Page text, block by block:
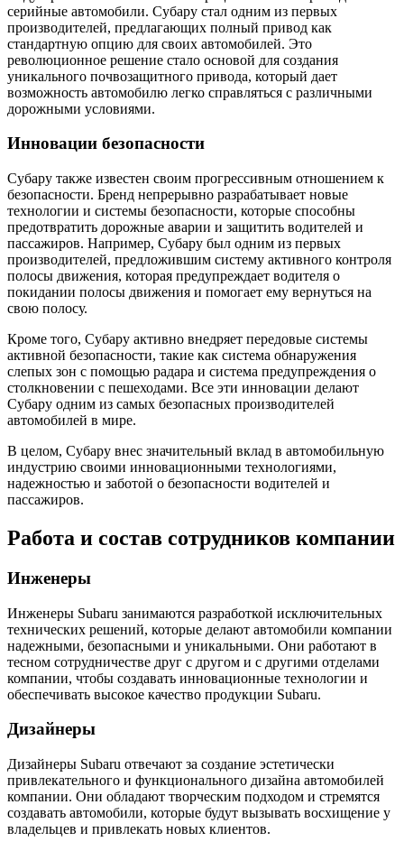
серийные автомобили. Субару стал одним из первых
производителей, предлагающих полный привод как
стандартную опцию для своих автомобилей. Это
революционное решение стало основой для создания
уникального почвозащитного привода, который дает
возможность автомобилю легко справляться с различными
дорожными условиями.
Инновации безопасности
Субару также известен своим прогрессивным отношением к
безопасности. Бренд непрерывно разрабатывает новые
технологии и системы безопасности, которые способны
предотвратить дорожные аварии и защитить водителей и
пассажиров. Например, Субару был одним из первых
производителей, предложившим систему активного контроля
полосы движения, которая предупреждает водителя о
покидании полосы движения и помогает ему вернуться на
свою полосу.
Кроме того, Субару активно внедряет передовые системы
активной безопасности, такие как система обнаружения
слепых зон с помощью радара и система предупреждения о
столкновении с пешеходами. Все эти инновации делают
Субару одним из самых безопасных производителей
автомобилей в мире.
В целом, Субару внес значительный вклад в автомобильную
индустрию своими инновационными технологиями,
надежностью и заботой о безопасности водителей и
пассажиров.
Работа и состав сотрудников компании
Инженеры
Инженеры Subaru занимаются разработкой исключительных
технических решений, которые делают автомобили компании
надежными, безопасными и уникальными. Они работают в
тесном сотрудничестве друг с другом и с другими отделами
компании, чтобы создавать инновационные технологии и
обеспечивать высокое качество продукции Subaru.
Дизайнеры
Дизайнеры Subaru отвечают за создание эстетически
привлекательного и функционального дизайна автомобилей
компании. Они обладают творческим подходом и стремятся
создавать автомобили, которые будут вызывать восхищение у
владельцев и привлекать новых клиентов.